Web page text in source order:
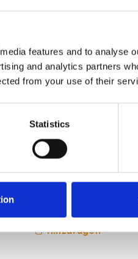
features and to analyse
and analytics partners
from your use of their
Statistics
3-Holm-Gartenleiter 180
Hinzufügen